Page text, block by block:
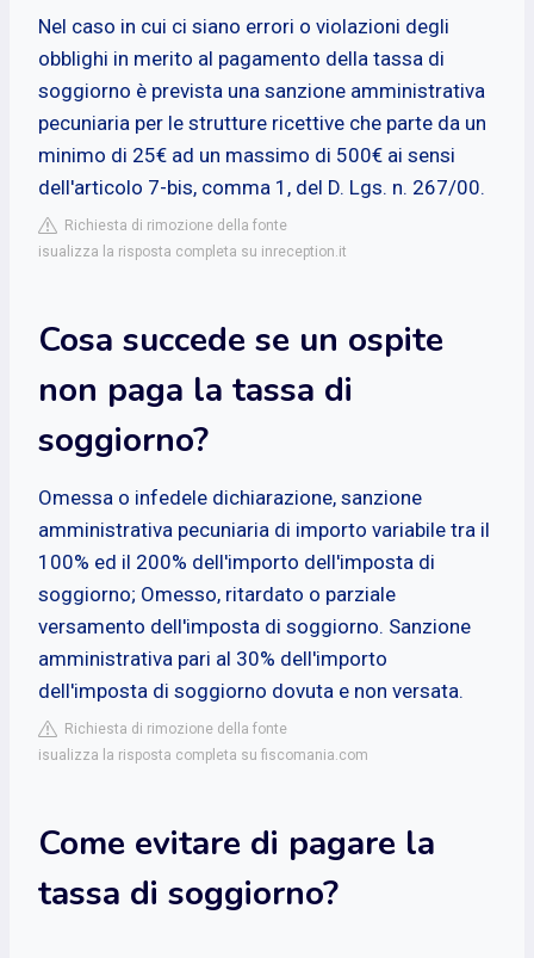
Nel caso in cui ci siano errori o violazioni degli
obblighi in merito al pagamento della tassa di
soggiorno è prevista una sanzione amministrativa
pecuniaria per le strutture ricettive che parte da un
minimo di 25€ ad un massimo di 500€ ai sensi
dell'articolo 7-bis, comma 1, del D. Lgs. n. 267/00.
Richiesta di rimozione della fonte
isualizza la risposta completa su inreception.it
Cosa succede se un ospite
non paga la tassa di
soggiorno?
Omessa o infedele dichiarazione, sanzione
amministrativa pecuniaria di importo variabile tra il
100% ed il 200% dell'importo dell'imposta di
soggiorno; Omesso, ritardato o parziale
versamento dell'imposta di soggiorno. Sanzione
amministrativa pari al 30% dell'importo
dell'imposta di soggiorno dovuta e non versata.
Richiesta di rimozione della fonte
isualizza la risposta completa su fiscomania.com
Come evitare di pagare la
tassa di soggiorno?